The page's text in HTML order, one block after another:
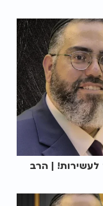
| הרב